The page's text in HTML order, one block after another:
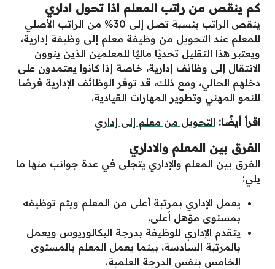
كم ينقص من راتب المعلم اذا تحول اداري
ينقص الراتب بنسبة تصل إلى 30% من الراتب الأصلي
للمعلم عند التحويل من وظيفة معلم إلى وظيفة إدارية،
ويعتبر هذا التقليل تحديًا ماليًا للمعلمين الذين ينوون
الانتقال إلى وظائف إدارية، خاصة إذا كانوا يعتمدون على
دخلهم الحالي، ومع ذلك، قد توفر الوظائف الإدارية فرصًا
للنمو المهني وتطوير المهارات القيادية.
اقرأ أيضًا: التحويل من معلم إلى إداري
الفرق بين المعلم والاداري
الفرق بين المعلم والإداري يتجلى في عدة جوانب منها ما
يلي:
يعمل الإداري بمرتبة أعلى من المعلم ويتم توظيفه
بمستوى مؤهل أعلى.
يتقدم الإداري للوظيفة بدرجة البكالوريوس ويعمل
بالمرتبة السادسة، بينما يعمل المعلم بالمستوى
الخامس بنفس الدرجة العلمية.